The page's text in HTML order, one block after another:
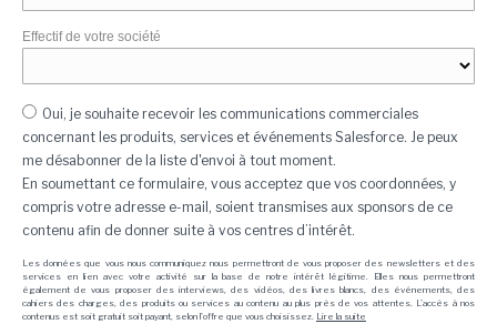
Effectif de votre société
Oui, je souhaite recevoir les communications commerciales
concernant les produits, services et événements Salesforce. Je peux
me désabonner de la liste d'envoi à tout moment.
En soumettant ce formulaire, vous acceptez que vos coordonnées, y
compris votre adresse e-mail, soient transmises aux sponsors de ce
contenu afin de donner suite à vos centres d’intérêt.
Les données que vous nous communiquez nous permettront de vous proposer des newsletters et des
services en lien avec votre activité sur la base de notre intérêt légitime. Elles nous permettront
également de vous proposer des interviews, des vidéos, des livres blancs, des événements, des
cahiers des charges, des produits ou services au contenu au plus près de vos attentes. L'accès à nos
contenus est soit gratuit soit payant, selon l'offre que vous choisissez. Lire la suite